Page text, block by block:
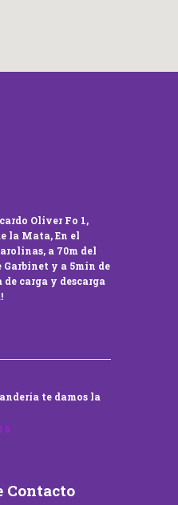
Oliver Fo 1,
la Mata, En el
a 70m del
y a 5min de
carga y descarga
te damos la
Contacto